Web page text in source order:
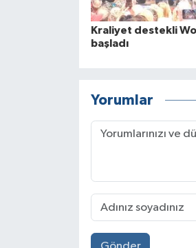
Kraliyet destekli
başladı
Yorumlar